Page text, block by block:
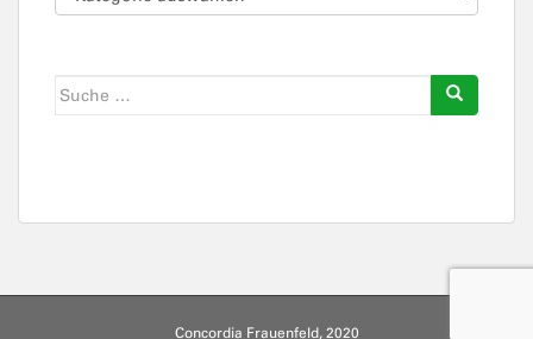
Suche
Concordia Frauenfeld, 2020